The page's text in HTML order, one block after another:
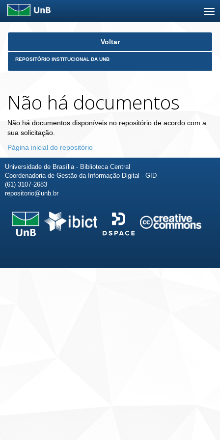
Skip
Voltar
REPOSITÓRIO INSTITUCIONAL DA UNB
Não há documentos
Não há documentos disponíveis no repositório de acordo com a
sua solicitação.
Página inicial do repositório
Universidade de Brasília - Biblioteca Central
Coordenadoria de Gestão da Informação Digital - GID
(61) 3107-2683
repositorio@unb.br